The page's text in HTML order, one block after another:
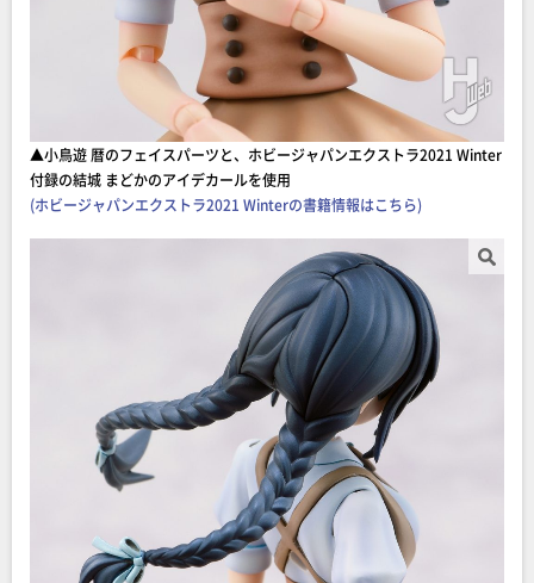
▲小鳥遊 暦のフェイスパーツと、ホビージャパンエクストラ2021 Winter
付録の結城 まどかのアイデカールを使用
(ホビージャパンエクストラ2021 Winterの書籍情報はこちら)